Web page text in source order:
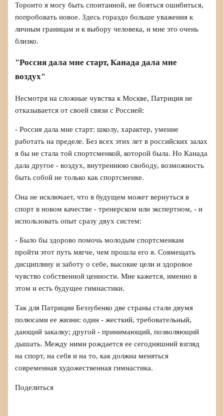
Торонто я могу быть спонтанной, не бояться ошибиться,
попробовать новое. Здесь гораздо больше уважения к
личным границам и к выбору человека, и мне это очень
близко.
"Россия дала мне старт, Канада дала мне
воздух"
Несмотря на сложные чувства к Москве, Патриция не
отказывается от своей связи с Россией:
- Россия дала мне старт: школу, характер, умение
работать на пределе. Без всех этих лет в российских залах
я бы не стала той спортсменкой, которой была. Но Канада
дала другое - воздух, внутреннюю свободу, возможность
быть собой не только как спортсменке.
Она не исключает, что в будущем может вернуться в
спорт в новом качестве - тренерском или экспертном, - и
использовать опыт сразу двух систем:
- Было бы здорово помочь молодым спортсменкам
пройти этот путь мягче, чем прошла его я. Совмещать
дисциплину и заботу о себе, высокие цели и здоровое
чувство собственной ценности. Мне кажется, именно в
этом и есть будущее гимнастики.
Так для Патриции Беззубенко две страны стали двумя
полюсами ее жизни: один - жесткий, требовательный,
дающий закалку; другой - принимающий, позволяющий
дышать. Между ними рождается ее сегодняшний взгляд
на спорт, на себя и на то, как должна меняться
современная художественная гимнастика.
Поделиться